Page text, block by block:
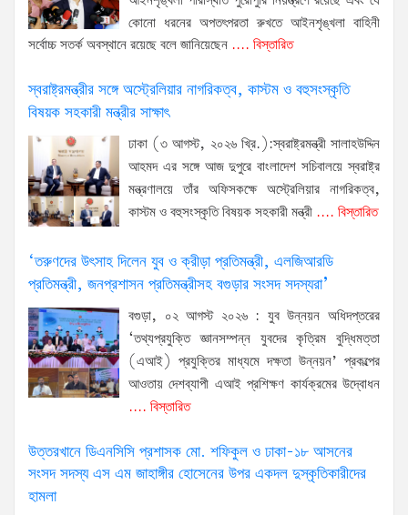
কোনো ধরনের অপতৎপরতা রুখতে আইনশৃঙ্খলা বাহিনী
সর্বোচ্চ সতর্ক অবস্থানে রয়েছে বলে জানিয়েছেন .... বিস্তারিত
স্বরাষ্ট্রমন্ত্রীর সঙ্গে অস্ট্রেলিয়ার নাগরিকত্ব, কাস্টম ও বহুসংস্কৃতি
বিষয়ক সহকারী মন্ত্রীর সাক্ষাৎ
ঢাকা (৩ আগস্ট, ২০২৬ খ্রি.):স্বরাষ্ট্রমন্ত্রী সালাহউদ্দিন
আহমদ এর সঙ্গে আজ দুপুরে বাংলাদেশ সচিবালয়ে স্বরাষ্ট্র
মন্ত্রণালয়ে তাঁর অফিসকক্ষে অস্ট্রেলিয়ার নাগরিকত্ব,
কাস্টম ও বহুসংস্কৃতি বিষয়ক সহকারী মন্ত্রী .... বিস্তারিত
‘তরুণদের উৎসাহ দিলেন যুব ও ক্রীড়া প্রতিমন্ত্রী, এলজিআরডি
প্রতিমন্ত্রী, জনপ্রশাসন প্রতিমন্ত্রীসহ বগুড়ার সংসদ সদস্যরা’
বগুড়া, ০২ আগস্ট ২০২৬ : যুব উন্নয়ন অধিদপ্তরের
‘তথ্যপ্রযুক্তি জ্ঞানসম্পন্ন যুবদের কৃত্রিম বুদ্ধিমত্তা
(এআই) প্রযুক্তির মাধ্যমে দক্ষতা উন্নয়ন’ প্রকল্পের
আওতায় দেশব্যাপী এআই প্রশিক্ষণ কার্যক্রমের উদ্বোধন
.... বিস্তারিত
উত্তরখানে ডিএনসিসি প্রশাসক মো. শফিকুল ও ঢাকা-১৮ আসনের
সংসদ সদস্য এস এম জাহাঙ্গীর হোসেনের উপর একদল দুস্কৃতিকারীদের
হামলা